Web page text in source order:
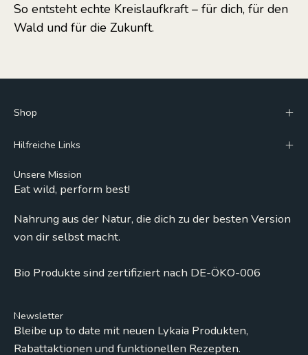
So entsteht echte Kreislaufkraft – für dich, für den
Wald und für die Zukunft.
Shop
Hilfreiche Links
Unsere Mission
Eat wild, perform best!
Nahrung aus der Natur, die dich zu der besten Version
von dir selbst macht.
Bio Produkte sind zertifiziert nach DE-ÖKO-006
Newsletter
Bleibe up to date mit neuen Lykaia Produkten,
Rabattaktionen und funktionellen Rezepten.